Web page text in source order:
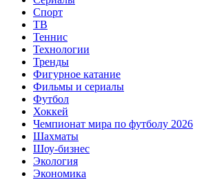
Спорт
ТВ
Теннис
Технологии
Тренды
Фигурное катание
Фильмы и сериалы
Футбол
Хоккей
Чемпионат мира по футболу 2026
Шахматы
Шоу-бизнес
Экология
Экономика